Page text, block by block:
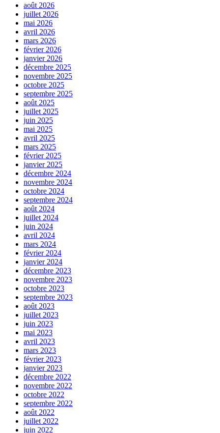
août 2026
juillet 2026
mai 2026
avril 2026
mars 2026
février 2026
janvier 2026
décembre 2025
novembre 2025
octobre 2025
septembre 2025
août 2025
juillet 2025
juin 2025
mai 2025
avril 2025
mars 2025
février 2025
janvier 2025
décembre 2024
novembre 2024
octobre 2024
septembre 2024
août 2024
juillet 2024
juin 2024
avril 2024
mars 2024
février 2024
janvier 2024
décembre 2023
novembre 2023
octobre 2023
septembre 2023
août 2023
juillet 2023
juin 2023
mai 2023
avril 2023
mars 2023
février 2023
janvier 2023
décembre 2022
novembre 2022
octobre 2022
septembre 2022
août 2022
juillet 2022
juin 2022